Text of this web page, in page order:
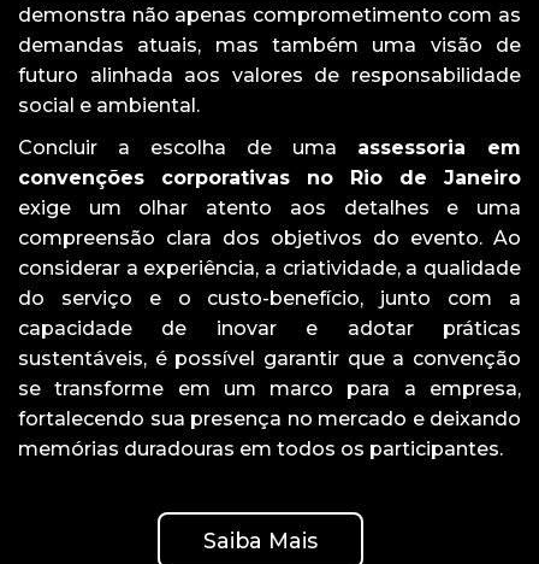
demonstra não apenas comprometimento com as
demandas atuais, mas também uma visão de
futuro alinhada aos valores de responsabilidade
social e ambiental.
Concluir a escolha de uma assessoria em
convenções corporativas no Rio de Janeiro
exige um olhar atento aos detalhes e uma
compreensão clara dos objetivos do evento. Ao
considerar a experiência, a criatividade, a qualidade
do serviço e o custo-benefício, junto com a
capacidade de inovar e adotar práticas
sustentáveis, é possível garantir que a convenção
se transforme em um marco para a empresa,
fortalecendo sua presença no mercado e deixando
memórias duradouras em todos os participantes.
Saiba Mais